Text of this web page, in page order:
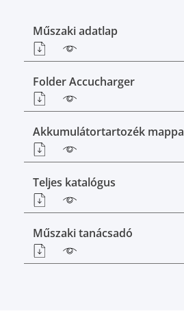
Műszaki adatlap
Folder Accucharger
Akkumulátortartozék mappa
Teljes katalógus
Műszaki tanácsadó